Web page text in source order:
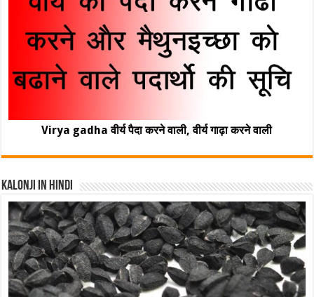
Virya gadha वीर्य पैदा करने वाली, वीर्य गाढ़ा करने वाली
Kalonji In Hindi